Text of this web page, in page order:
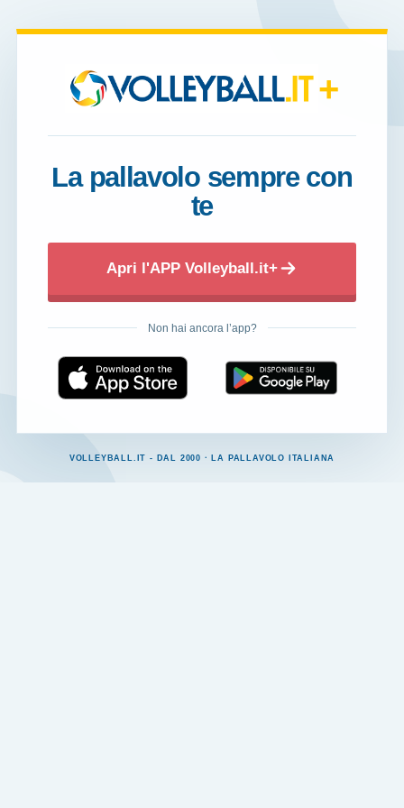
+
La pallavolo sempre con
te
Apri l'APP Volleyball.it+
Non hai ancora l’app?
VOLLEYBALL.IT - DAL 2000 · LA PALLAVOLO ITALIANA